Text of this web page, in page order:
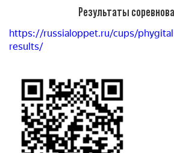
Результаты
https://russialoppet.ru/cups/
results/